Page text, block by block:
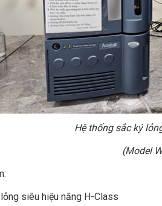
Hệ thống sắc ký
(Model
siêu hiệu năng H-Class